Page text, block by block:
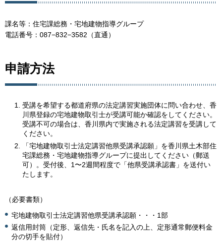
課名等：住宅課総務・宅地建物指導グループ
電話番号：087−832−3582（直通）
申請方法
受講を希望する都道府県の法定講習実施団体に問い合わせ、香
川県登録の宅地建物取引士が受講可能か確認をしてください。
受講不可の場合は、香川県内で実施される法定講習を受講して
ください。
「宅地建物取引士法定講習他県受講承認願」を香川県土木部住
宅課総務・宅地建物指導グループに提出してください（郵送
可）。受付後、1〜2週間程度で「他県受講承認書」を送付い
たします。
（必要書類）
宅地建物取引士法定講習他県受講承認願・・・1部
返信用封筒（定形、返信先・氏名を記入の上、定形通常郵便料金
分の切手を貼付）